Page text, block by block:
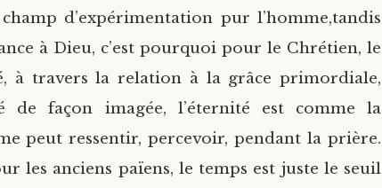
d’expérimentation pur l’homme,tandis
à Dieu, c’est pourquoi pour le Chrétien, le
à travers la relation à la grâce primordiale,
de façon imagée, l’éternité est comme la
peut ressentir, percevoir, pendant la prière.
les anciens païens, le temps est juste le seuil